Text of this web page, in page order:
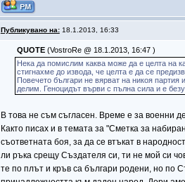
Публикувано на:18.1.2013, 16:33
QUOTE (VostroRe @ 18.1.2013, 16:47 )
Нека да помислим каква може да е целта на
стигнахме до извода, че целта е да се
Повечето българи не вярват на никоя партия
делим. Геноцидът върви с пълна сила и е
В това не съм съгласен. Време е за военни
Както писах и в темата за "Сметка за
съответната боя, за да се втъкат в
ли ръка срещу Създателя си, ти не мой си
те по плът и кръв са българи родени, но по